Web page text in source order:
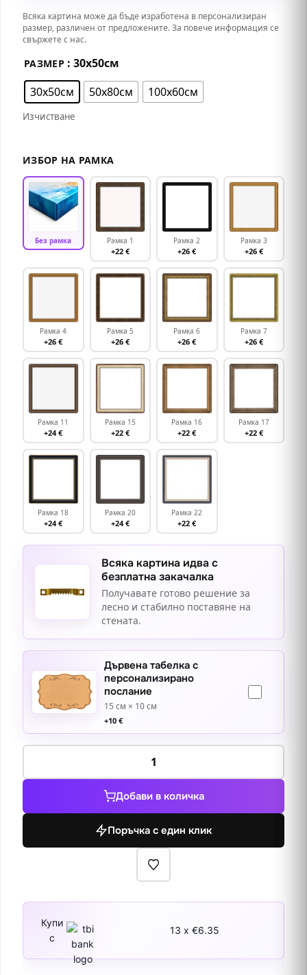
Всяка картина може да бъде изработена в персонализиран
размер, различен от предложените. За повече информация се
свържете с нас.
РАЗМЕР : 30х50см
30х50см
50х80см 100х60см
Изчистване
ИЗБОР НА РАМКА
Без рамка Рамка 1
+22 €
Рамка 2
+26 €
Рамка 3
+26 €
Рамка 4
+26 €
Рамка 5
+26 €
Рамка 6
+26 €
Рамка 7
+26 €
Рамка 11
+24 €
Рамка 15
+22 €
Рамка 16
+22 €
Рамка 17
+22 €
Рамка 18
+24 €
Рамка 20
+24 €
Рамка 22
+22 €
Всяка картина идва с
безплатна закачалка
Получавате готово решение за
лесно и стабилно поставяне на
стената.
Дървена табелка с
персонализирано
послание
15 см × 10 см
+10 €
количество
Цветният
на
Добави в количка
Поръчка с един клик
Купи
с
13 x €6.35